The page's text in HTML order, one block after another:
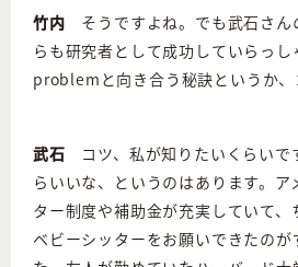
竹内 そうですよね。でも武石さん
らも研究者として成功していらっ
problemと向き合う秘訣というか、
武石 コツ、私が知りたいくらい
らいいな、というのはあります。ア
ター制度や補助金が充実していて、
ベビーシッターをお願いできたの